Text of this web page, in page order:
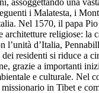
i Malatesta, i
Nel 1570, il papa
architetture religiose: la
l’unità d’Italia,
dei residenti si riduce a
grazie a importanti
e culturale. Nel
in Tibet e